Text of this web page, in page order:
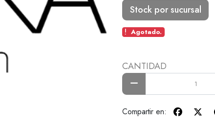
Stock por sucursal
Agotado.
CANTIDAD
Compartir en: